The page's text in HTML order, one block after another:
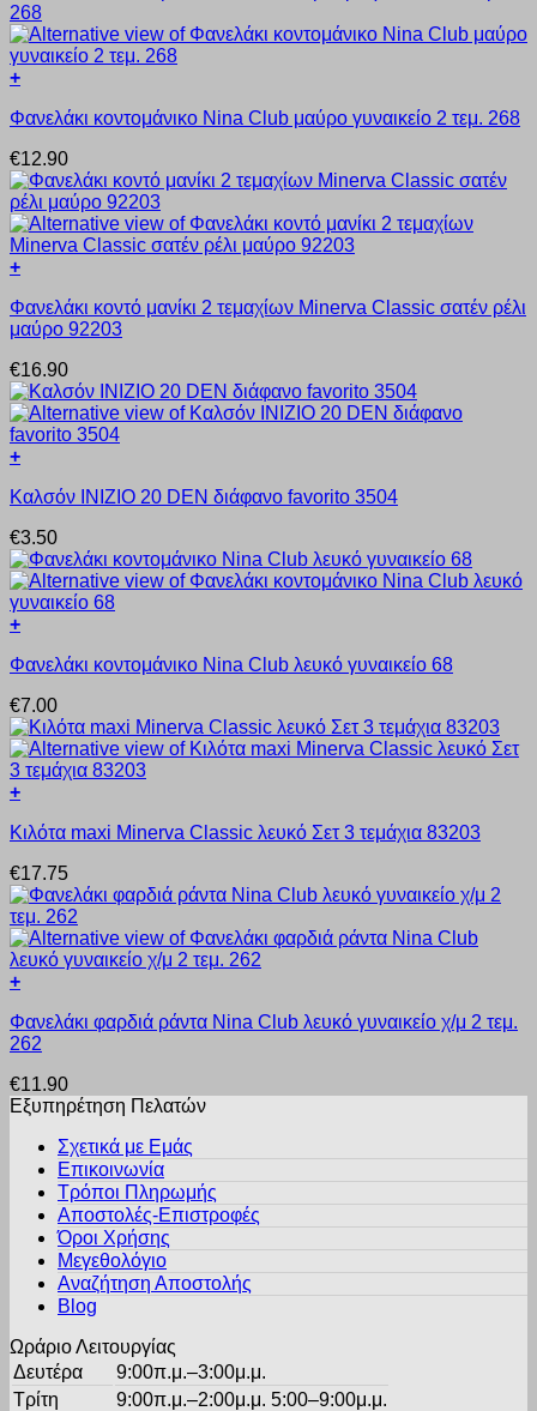
+
το
έχει
πολλαπλές
παραλλαγές.
Οι
επιλογές
μπορούν
επιλεγούν
στη
του
προϊόντος
Φανελάκι κοντομάνικο Nina Club μαύρο γυναικείο 2 τεμ. 268
€12.90
+
το
προϊόν
πολλαπλές
παραλλαγές.
Οι
επιλογές
μπορούν
επιλεγούν
σελίδα
του
προϊόντος
Φανελάκι κοντό μανίκι 2 τεμαχίων Minerva Classic σατέν ρέλι
μαύρο 92203
€16.90
+
το
έχει
πολλαπλές
παραλλαγές.
Οι
επιλογές
να
στη
σελίδα
του
προϊόντος
Καλσόν INIZIO 20 DEN διάφανο favorito 3504
€3.50
+
το
έχει
πολλαπλές
παραλλαγές.
Οι
επιλογές
να
στη
σελίδα
του
προϊόντος
Φανελάκι κοντομάνικο Nina Club λευκό γυναικείο 68
€7.00
+
το
έχει
πολλαπλές
παραλλαγές.
Οι
επιλογές
μπορούν
επιλεγούν
στη
του
προϊόντος
Κιλότα maxi Minerva Classic λευκό Σετ 3 τεμάχια 83203
€17.75
+
το
προϊόν
πολλαπλές
παραλλαγές.
επιλογές
μπορούν
επιλεγούν
σελίδα
προϊόντος
Φανελάκι φαρδιά ράντα Nina Club λευκό γυναικείο χ/μ 2 τεμ.
262
€11.90
Εξυπηρέτηση Πελατών
Σχετικά με Εμάς
Επικοινωνία
Τρόποι Πληρωμής
Αποστολές-Επιστροφές
Όροι Χρήσης
Μεγεθολόγιο
Αναζήτηση Αποστολής
Blog
Ωράριο Λειτουργίας
Δευτέρα
9:00π.μ.–3:00μ.μ.
Τρίτη
9:00π.μ.–2:00μ.μ. 5:00–9:00μ.μ.